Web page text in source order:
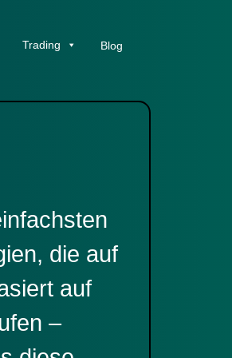
Trading Blog
die auf
auf
–